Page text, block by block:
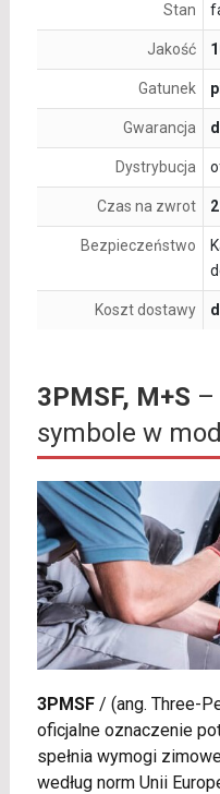
Stan
Jakość
Gatunek
Gwarancja
Dystrybucja
Czas na zwrot
Bezpieczeństwo
Koszt dostawy
3PMSF, M+S –
symbole w
3PMSF/ (ang. Three-
oficjalne oznaczenie
spełnia wymogi
według norm Unii